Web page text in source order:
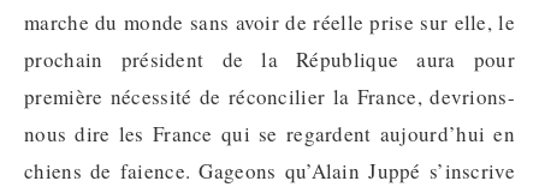
marche du monde sans avoir de réelle prise sur elle, le
prochain président de la République aura pour
première nécessité de réconcilier la France, devrions-
nous dire les France qui se regardent aujourd’hui en
chiens de faience. Gageons qu’Alain Juppé s’inscrive